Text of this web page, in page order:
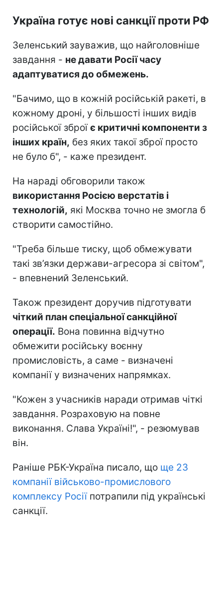
Україна готує нові санкції проти РФ
Зеленський зауважив, що найголовніше
завдання - не давати Росії часу
адаптуватися до обмежень.
"Бачимо, що в кожній російській ракеті, в
кожному дроні, у більшості інших видів
російської зброїє критичні компоненти з
інших країн, без яких такої зброї просто
не було б", - каже президент.
На нараді обговорили також
використання Росією верстатів і
технологій, які Москва точно не змогла б
створити самостійно.
"Треба більше тиску, щоб обмежувати
такі зв’язки держави-агресора зі світом",
- впевнений Зеленський.
Також президент доручив підготувати
чіткий план спеціальної санкційної
операції. Вона повинна відчутно
обмежити російську воєнну
промисловість, а саме - визначені
компанії у визначених напрямках.
"Кожен з учасників наради отримав чіткі
завдання. Розраховую на повне
виконання. Слава Україні!", - резюмував
він.
Раніше РБК-Україна писало, що ще 23
компанії військово-промислового
комплексу Росіїпотрапили під українські
санкції.